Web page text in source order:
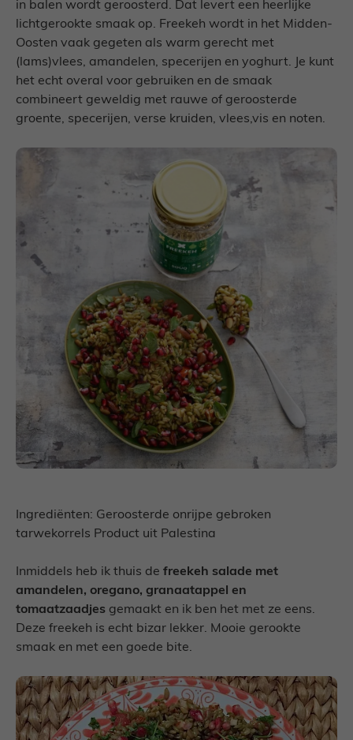
in balen wordt geroosterd. Dat levert een heerlijke
lichtgerookte smaak op. Freekeh wordt in het Midden-
Oosten vaak gegeten als warm gerecht met
(lams)vlees, amandelen, specerijen en yoghurt. Je kunt
het echt overal voor gebruiken en de smaak
combineert geweldig met rauwe of geroosterde
groente, specerijen, verse kruiden, vlees,vis en noten.
Ingrediënten: Geroosterde onrijpe gebroken
tarwekorrels Product uit Palestina
Inmiddels heb ik thuis de freekeh salade met
amandelen, oregano, granaatappel en
tomaatzaadjes gemaakt en ik ben het met ze eens.
Deze freekeh is echt bizar lekker. Mooie gerookte
smaak en met een goede bite.